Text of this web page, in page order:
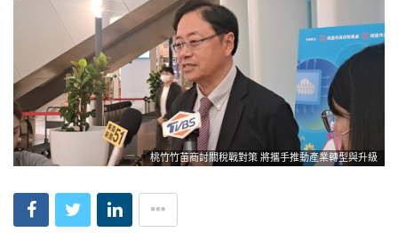
桃竹竹苗商討關稅戰對策 將攜手推動產業轉型與升級